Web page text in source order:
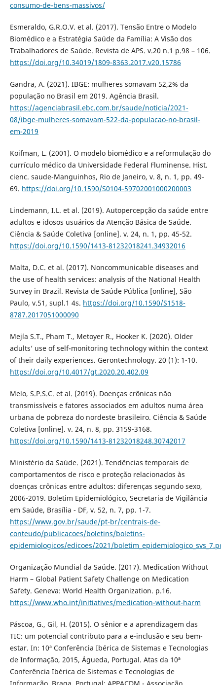
consumo-de-bens-massivos/
Esmeraldo, G.R.O.V. et al. (2017). Tensão Entre o Modelo
Biomédico e a Estratégia Saúde da Família: A Visão dos
Trabalhadores de Saúde. Revista de APS. v.20 n.1 p.98 – 106.
https://doi.org/10.34019/1809-8363.2017.v20.15786
Gandra, A. (2021). IBGE: mulheres somavam 52,2% da
população no Brasil em 2019. Agência Brasil.
https://agenciabrasil.ebc.com.br/saude/noticia/2021-
08/ibge-mulheres-somavam-522-da-populacao-no-brasil-
em-2019
Koifman, L. (2001). O modelo biomédico e a reformulação do
currículo médico da Universidade Federal Fluminense. Hist.
cienc. saude-Manguinhos, Rio de Janeiro, v. 8, n. 1, pp. 49-
69. https://doi.org/10.1590/S0104-59702001000200003
Lindemann, I.L. et al. (2019). Autopercepção da saúde entre
adultos e idosos usuários da Atenção Básica de Saúde.
Ciência & Saúde Coletiva [online]. v. 24, n. 1, pp. 45-52.
https://doi.org/10.1590/1413-81232018241.34932016
Malta, D.C. et al. (2017). Noncommunicable diseases and
the use of health services: analysis of the National Health
Survey in Brazil. Revista de Saúde Pública [online], São
Paulo, v.51, supl.1 4s. https://doi.org/10.1590/S1518-
8787.2017051000090
Mejía S.T., Pham T., Metoyer R., Hooker K. (2020). Older
adults’ use of self-monitoring technology within the context
of their daily experiences. Gerontechnology. 20 (1): 1-10.
https://doi.org/10.4017/gt.2020.20.402.09
Melo, S.P.S.C. et al. (2019). Doenças crônicas não
transmissíveis e fatores associados em adultos numa área
urbana de pobreza do nordeste brasileiro. Ciência & Saúde
Coletiva [online]. v. 24, n. 8, pp. 3159-3168.
https://doi.org/10.1590/1413-81232018248.30742017
Ministério da Saúde. (2021). Tendências temporais de
comportamentos de risco e proteção relacionados às
doenças crônicas entre adultos: diferenças segundo sexo,
2006-2019. Boletim Epidemiológico, Secretaria de Vigilância
em Saúde, Brasília - DF, v. 52, n. 7, pp. 1-7.
https://www.gov.br/saude/pt-br/centrais-de-
conteudo/publicacoes/boletins/boletins-
epidemiologicos/edicoes/2021/
Organização Mundial da Saúde. (2017). Medication Without
Harm – Global Patient Safety Challenge on Medication
Safety. Geneva: World Health Organization. p.16.
https://www.who.int/initiatives/medication-without-harm
Páscoa, G., Gil, H. (2015). O sênior e a aprendizagem das
TIC: um potencial contributo para a e-inclusão e seu bem-
estar. In: 10ª Conferência Ibérica de Sistemas e Tecnologias
de Informação, 2015, Águeda, Portugal. Atas da 10ª
Conferência Ibérica de Sistemas e Tecnologias de